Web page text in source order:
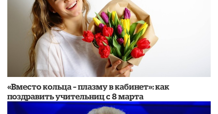
«Вместо кольца – плазму в кабинет»: как
поздравить учительниц с 8 марта